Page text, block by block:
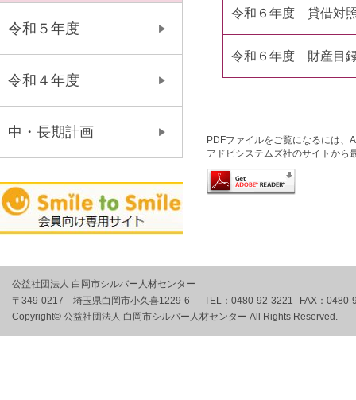
令和６年度 貸借対
令和６年度 財産目
PDFファイルをご覧になるには
アドビシステムズ社のサイトから
令和５年度
令和４年度
中・長期計画
公益社団法人 白岡市シルバー人材センター
〒349-0217 埼玉県白岡市小久喜1229-6
TEL： 0480-92-3221 FAX： 0480-
Copyright© 公益社団法人 白岡市シルバー人材センター All Rights Reserved.